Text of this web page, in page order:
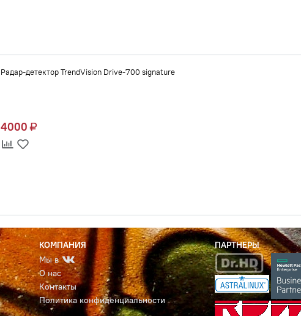
Радар-детектор TrendVision Drive-700 signature
4000
КОМПАНИЯ
Мы в
О нас
Контакты
Политика конфиденциальности
ПАРТНЕРЫ